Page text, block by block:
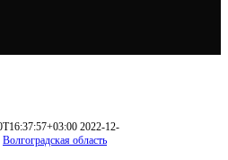
2022-12-
Волгоградская область